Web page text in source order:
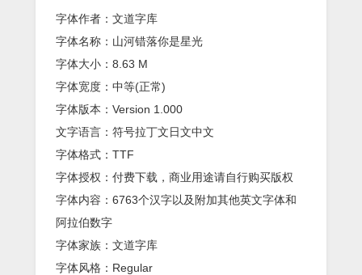
字体作者：文道字库
字体名称：山河错落你是星光
字体大小：8.63 M
字体宽度：中等(正常)
字体版本：Version 1.000
文字语言：符号拉丁文日文中文
字体格式：TTF
字体授权：付费下载，商业用途请自行购买版权
字体内容：6763个汉字以及附加其他英文字体和
阿拉伯数字
字体家族：文道字库
字体风格：Regular